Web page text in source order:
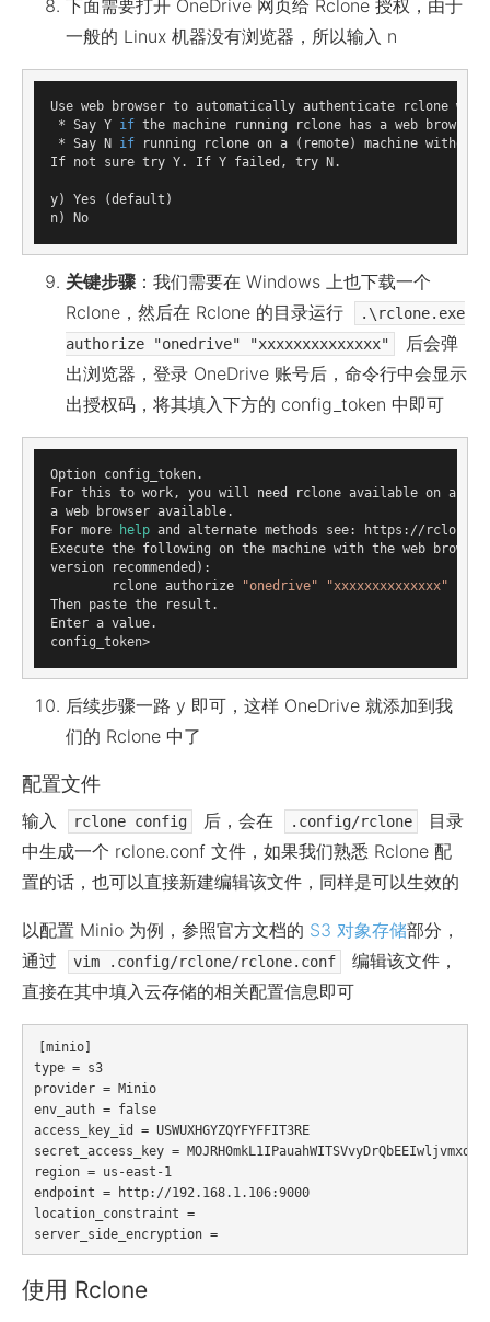
下面需要打开 OneDrive 网页给 Rclone 授权，由于
一般的 Linux 机器没有浏览器，所以输入 n
Use web browser to automatically authenticate rclone with
* Say Y if the machine running rclone has a web browser
* Say N if running rclone on a (remote) machine without
If not sure try Y. If Y failed, try N.
y) Yes (default)
n) No
关键步骤：我们需要在 Windows 上也下载一个
Rclone，然后在 Rclone 的目录运行
.\rclone.exe
authorize "onedrive" "xxxxxxxxxxxxxx"
后会弹
出浏览器，登录 OneDrive 账号后，命令行中会显示
出授权码，将其填入下方的 config_token 中即可
Option config_token.
For this to work, you will need rclone available on a
a web browser available.
For more
help and alternate methods see: https://
Execute the following on the machine with the web browser
version recommended):
        rclone authorize
"onedrive"
"xxxxxxxxxxxxxx"
Then paste the result.
Enter a value.
后续步骤一路 y 即可，这样 OneDrive 就添加到我
们的 Rclone 中了
配置文件
输入 rclone config 后，会在 .config/rclone
目录
中生成一个 rclone.conf 文件，如果我们熟悉 Rclone 配
置的话，也可以直接新建编辑该文件，同样是可以生效的
以配置 Minio 为例，参照官方文档的 S3 对象存储部分，
通过
vim .config/rclone/rclone.conf
编辑该文件，
直接在其中填入云存储的相关配置信息即可
[minio]
type = s3
provider = Minio
env_auth = false
access_key_id = USWUXHGYZQYFYFFIT3RE
secret_access_key =
region = us-east-1
endpoint = http://192.168.1.106:9000
location_constraint =
server_side_encryption =
使用 Rclone